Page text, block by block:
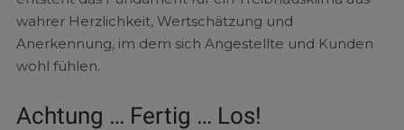
wahrer Herzlichkeit, Wertschätzung und
Anerkennung, im dem sich Angestellte und Kunden
wohl fühlen.
Achtung … Fertig … Los!